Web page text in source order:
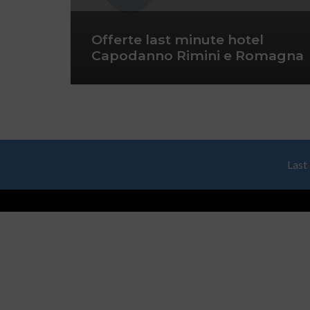
Offerte last minute hotel
Capodanno Rimini e Romagna